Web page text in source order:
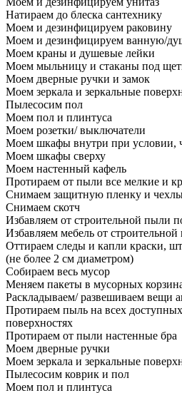
Натираем до блеска сантехнику
Моем и дезинфицируем раковину
Моем и дезинфицируем ванную/
Моем краны и душевые лейки
Моем мыльницу и стаканы под
Моем дверные ручки и замок
Моем зеркала и зеркальные
Пылесосим пол
Моем пол и плинтуса
Моем розетки/ выключатели
Моем шкафы внутри при условии,
Моем шкафы сверху
Моем настенный кафель
Протираем от пыли все мелкие и
Снимаем защитную пленку и
Снимаем скотч
Избавляем от строительной пыли
Избавляем мебель от
Оттираем следы и капли краски,
(не более 2 см диаметром)
Собираем весь мусор
Меняем пакеты в мусорных
Раскладываем/ развешиваем вещи
Протираем пыль на всех
поверхностях
Протираем от пыли настенные бра
Моем дверные ручки
Моем зеркала и зеркальные
Пылесосим коврик и пол
Моем пол и плинтуса